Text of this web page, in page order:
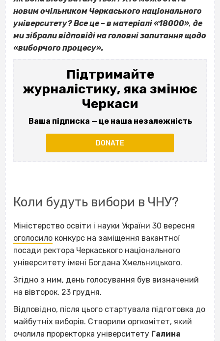
новим очільником Черкаського національного
університету? Все це – в матеріалі «18000», де
ми зібрали відповіді на головні запитання щодо
«виборчого процесу».
Підтримайте
журналістику, яка змінює
Черкаси
Ваша підписка — це наша незалежність
DONATE
Коли будуть вибори в ЧНУ?
Міністерство освіти і науки України 30 вересня
оголосило конкурс на заміщення вакантної
посади ректора Черкаського національного
університету імені Богдана Хмельницького.
Згідно з ним, день голосування був визначений
на вівторок, 23 грудня.
Відповідно, після цього стартувала підготовка до
майбутніх виборів. Створили оргкомітет, який
очолила проректорка університету Галина